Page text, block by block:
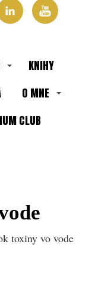
KNIHY
O MNE
CLUB
toxiny vo vode